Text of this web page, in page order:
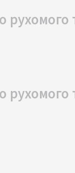
рухомого
рухомого